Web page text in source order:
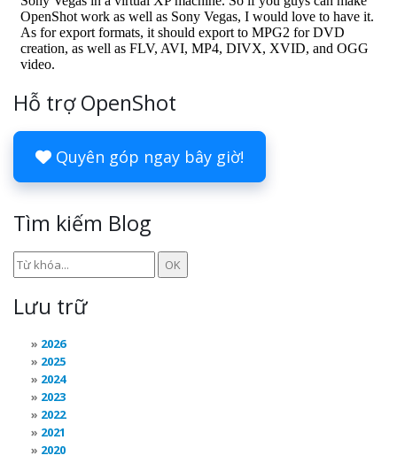
Hỗ trợ OpenShot
Quyên góp ngay bây giờ!
Tìm kiếm Blog
Lưu trữ
2026
2025
2024
2023
2022
2021
2020